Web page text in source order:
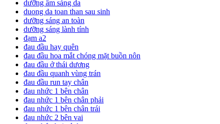
dưỡng ẩm sáng da
duong da toan than sau sinh
dưỡng sáng an toàn
dưỡng sáng lành tính
đạm a2
đau đầu hay quên
đau đầu hoa mắt chóng mặt buồn nôn
đau đầu ở thái dương
đau đầu quanh vùng trán
đau đầu run tay chân
đau nhức 1 bên chân
đau nhức 1 bên chân phải
đau nhức 1 bên chân trái
đau nhức 2 bên vai